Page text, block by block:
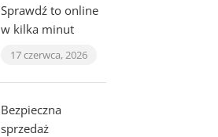
Sprawdź to online
w kilka minut
17 czerwca, 2026
Bezpieczna
sprzedaż